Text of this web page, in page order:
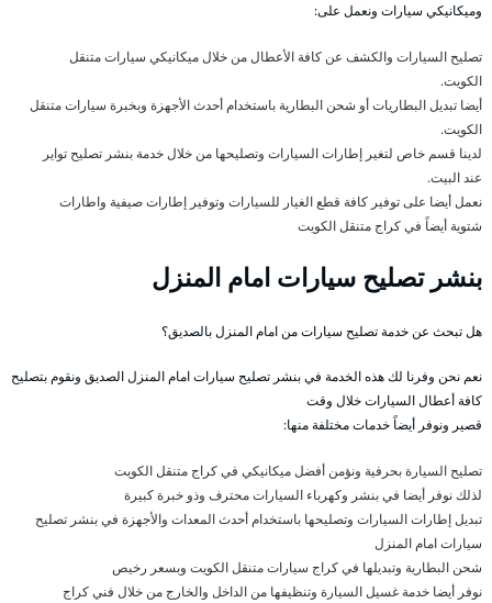
وميكانيكي سيارات ونعمل على:
تصليح السيارات والكشف عن كافة الأعطال من خلال ميكانيكي سيارات متنقل
الكويت.
أيضا تبديل البطاريات أو شحن البطارية باستخدام أحدث الأجهزة وبخبرة سيارات متنقل
الكويت.
لدينا قسم خاص لتغير إطارات السيارات وتصليحها من خلال خدمة بنشر تصليح تواير
عند البيت.
نعمل أيضا على توفير كافة قطع الغيار للسيارات وتوفير إطارات صيفية واطارات
شتوية أيضاً في كراج متنقل الكويت
بنشر تصليح سيارات امام المنزل
هل تبحث عن خدمة تصليح سيارات من امام المنزل بالصديق؟
نعم نحن وفرنا لك هذه الخدمة في بنشر تصليح سيارات امام المنزل الصديق ونقوم بتصليح
كافة أعطال السيارات خلال وقت
قصير ونوفر أيضاً خدمات مختلفة منها:
تصليح السيارة بحرفية ونؤمن أفضل ميكانيكي في كراج متنقل الكويت
لذلك نوفر أيضا في بنشر وكهرباء السيارات محترف وذو خبرة كبيرة
تبديل إطارات السيارات وتصليحها باستخدام أحدث المعدات والأجهزة في بنشر تصليح
سيارات امام المنزل
شحن البطارية وتبديلها في كراج سيارات متنقل الكويت وبسعر رخيص
نوفر أيضا خدمة غسيل السيارة وتنظيفها من الداخل والخارج من خلال فني كراج